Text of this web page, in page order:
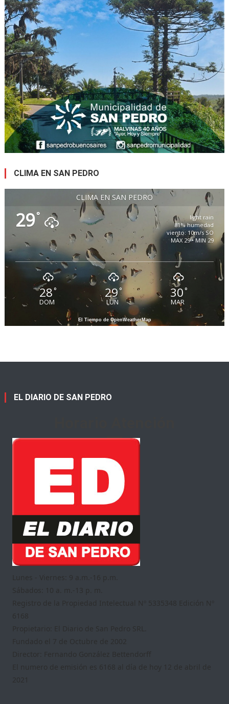
CLIMA EN SAN PEDRO
CLIMA EN SAN PEDRO
29°
light rain
81% humedad
viento: 10m/s SO
MAX 29 • MIN 29
28°
DOM
29 °
LUN
30°
MAR
El Tiempo de OpenWeatherMap
EL DIARIO DE SAN PEDRO
Lunes - Viernes: 9 a.m.-16 p.m.
Sábados: 10 a. m.-13 p. m.
Registro de la Propiedad Intelectual Nº 5335348 Edición Nº
6168
Propietario: El Diario de San Pedro SRL.
Fundado el 7 de Octubre de 2002
Director: Fernando González Bettendorff
El numero de emisión es 6168 al día de hoy 12 de abril de
2021